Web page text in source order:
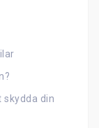
skydda din